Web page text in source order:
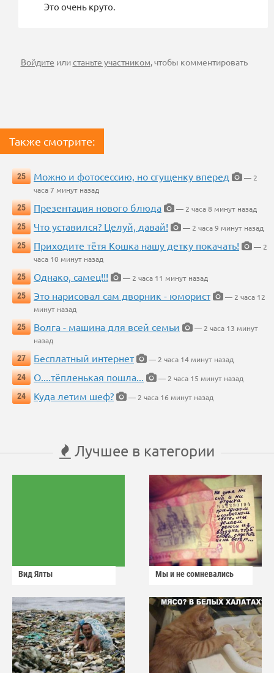
Это очень круто.
Войдите илистаньте участником, чтобы комментировать
Также смотрите:
25 Можно и фотосессию, но сгущенку вперед
— 2
часа 7 минут назад
25
Презентация нового блюда
— 2 часа 8 минут назад
25
Что уставился? Целуй, давай!
— 2 часа 9 минут назад
25
Приходите тётя Кошка нашу детку покачать!
— 2
часа 10 минут назад
25
Однако, самец!!!
— 2 часа 11 минут назад
25
Это нарисовал сам дворник - юморист
— 2 часа 12
минут назад
25
Волга - машина для всей семьи
— 2 часа 13 минут
назад
27
Бесплатный интернет
— 2 часа 14 минут назад
24
О....тёпленькая пошла...
— 2 часа 15 минут назад
24
Куда летим шеф? — 2 часа 16 минут назад
Лучшее в категории
Вид Ялты Мы и не сомневались